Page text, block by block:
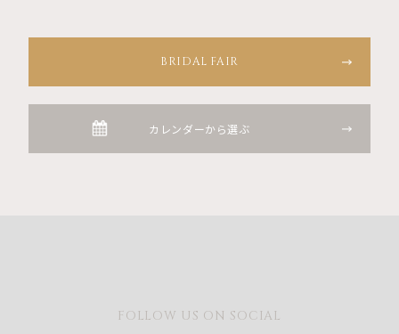
BRIDAL FAIR
カレンダーから選ぶ
FOLLOW US ON SOCIAL